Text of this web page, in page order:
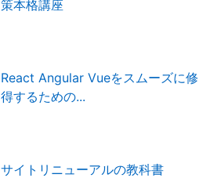
策本格講座
React Angular Vueをスムーズに修
得するための...
サイトリニューアルの教科書